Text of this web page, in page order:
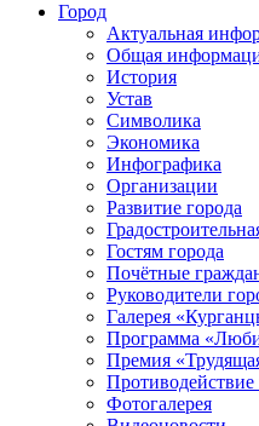
Город
Актуальная
Общая
История
Устав
Символика
Экономика
Инфографика
Организации
Развитие города
Гостям города
Почётные
Руководители
Галерея
Программа
Премия
Фотогалерея